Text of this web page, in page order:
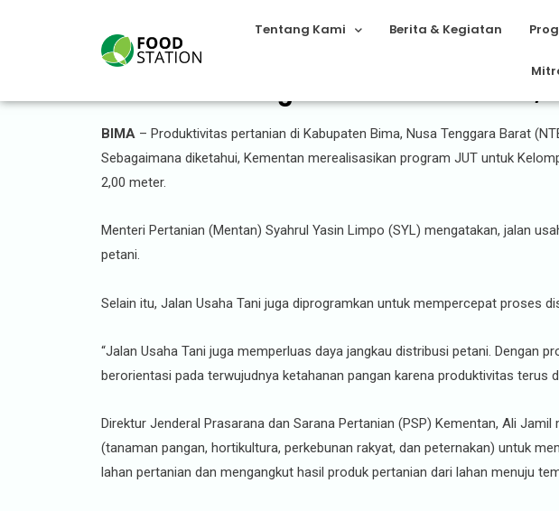
Tentang Kami Berita & Kegiatan
Kementan Bangun Jalan Usaha
BIMA – Produktivitas pertanian di Kabupaten Bima, Nusa Tenggara Barat
Sebagaimana diketahui, Kementan merealisasikan program JUT untuk
2,00 meter.
Menteri Pertanian (Mentan) Syahrul Yasin Limpo (SYL) mengatakan, jalan
petani.
Selain itu, Jalan Usaha Tani juga diprogramkan untuk mempercepat proses
“Jalan Usaha Tani juga memperluas daya jangkau distribusi petani. Dengan
berorientasi pada terwujudnya ketahanan pangan karena produktivitas terus
Direktur Jenderal Prasarana dan Sarana Pertanian (PSP) Kementan, Ali
(tanaman pangan, hortikultura, perkebunan rakyat, dan peternakan) untuk
lahan pertanian dan mengangkut hasil produk pertanian dari lahan menuju